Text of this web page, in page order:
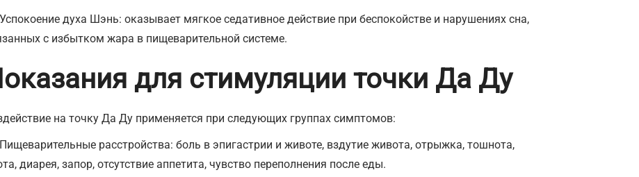
Успокоение духа Шэнь: оказывает мягкое седативное действие при беспокойстве и нарушениях сна,
с избытком жара в пищеварительной системе.
для стимуляции точки Да Ду
на точку Да Ду применяется при следующих группах симптомов:
Пищеварительные расстройства: боль в эпигастрии и животе, вздутие живота, отрыжка, тошнота,
диарея, запор, отсутствие аппетита, чувство переполнения после еды.